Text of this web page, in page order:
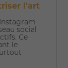
l'art
social
Ce
le